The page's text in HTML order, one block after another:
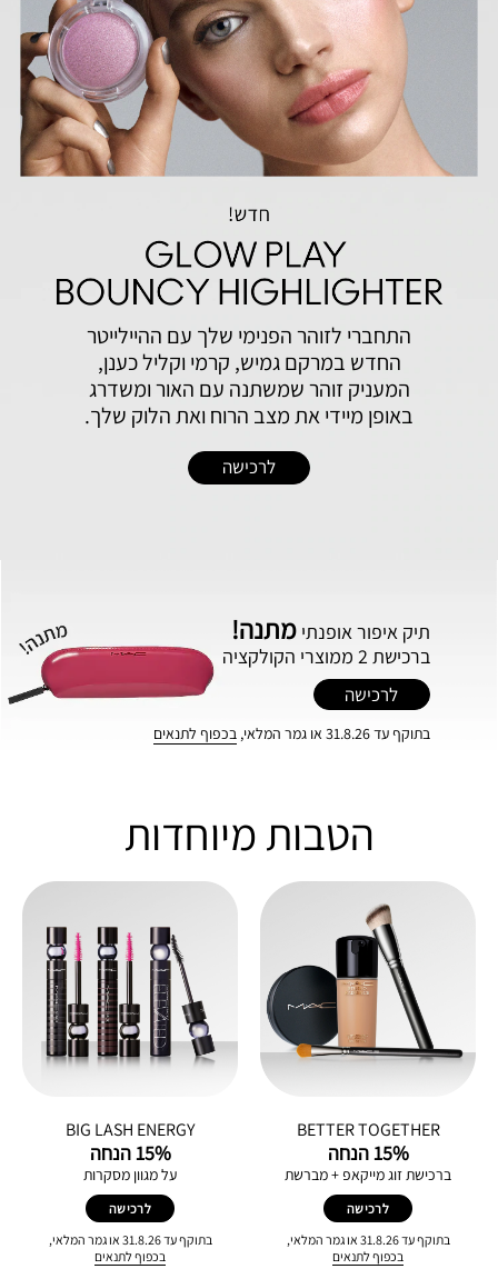
התחברי לזוהר הפנימי שלך עם ההיילייטר
החדש במרקם גמיש, קרמי וקליל כענן,
המעניק זוהר שמשתנה עם האור ומשדרג
באופן מיידי את מצב הרוח ואת הלוק שלך.
לרכישה
תיק‭ ‬איפור‭ ‬אופנתי מתנה!
ברכישת 2 ממוצרי הקולקציה
לרכישה
בתוקף עד 31.8.26 או גמר המלאי, בכפוף לתנאים
הטבות מיוחדות
BETTER TOGETHER
15% הנחה
ברכישת זוג מייקאפ + מברשת
לרכישה
בתוקף עד 31.8.26 או גמר המלאי,
בכפוף לתנאים
BIG LASH ENERGY
15% הנחה
על מגוון מסקרות
לרכישה
בתוקף עד 31.8.26 או גמר המלאי,
בכפוף לתנאים